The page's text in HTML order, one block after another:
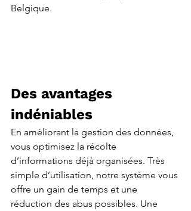
Belgique.
Des avantages
indéniables
En améliorant la gestion des données,
vous optimisez la récolte
d’informations déjà organisées. Très
simple d’utilisation, notre système vous
offre un gain de temps et une
réduction des abus possibles. Une